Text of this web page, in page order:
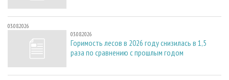
03.08.2026
03.08.2026
Горимость лесов в 2026 году снизилась в 1,5
раза по сравнению с прошлым годом